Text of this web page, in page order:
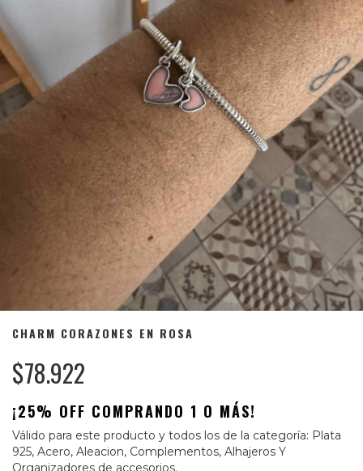
CHARM CORAZONES EN ROSA
$78.922
¡25% OFF COMPRANDO 1 O MÁS!
Válido para este producto y todos los de la categoría: Plata
925, Acero, Aleacion, Complementos, Alhajeros Y
Organizadores de accesorios.